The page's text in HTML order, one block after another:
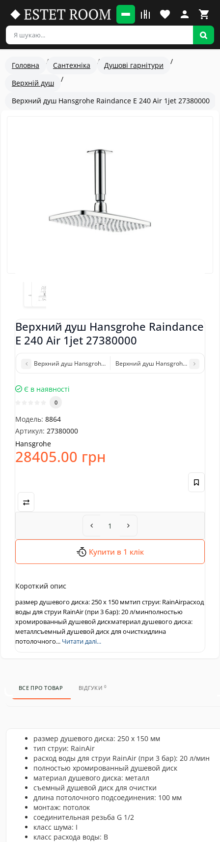
Головна Сантехніка
Душові гарнітури
Верхній душ
Верхний душ Hansgrohe Raindance E 240 Air 1jet 27380000
Верхний душ Hansgrohe Raindance
E 240 Air 1jet 27380000
Верхний душ Hansgrohe Raindance S 180 Air 1jet 27468000
Верхний душ Hansgrohe Raindance
Є в наявності
0
Модель: 8864
Артикул: 27380000
Hansgrohe
28405.00 грн
Купити в 1 клік
Короткий опис
размер душевого диска: 250 x 150 ммтип струи: RainAirрасход
воды для струи RainAir (при 3 бар): 20 л/минполностью
хромированный душевой дискматериал душевого диска:
металлсъемный душевой диск для очисткидлина
потолочного... Читати далі...
ВСЕ ПРО ТОВАР ВІДГУКИ0
размер душевого диска: 250 x 150 мм
тип струи: RainAir
расход воды для струи RainAir (при 3 бар): 20 л/мин
полностью хромированный душевой диск
материал душевого диска: металл
съемный душевой диск для очистки
длина потолочного подсоединения: 100 мм
монтаж: потолок
соединительная резьба G 1/2
класс шума: I
класс расхода воды: B